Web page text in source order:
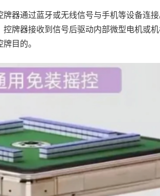
器通过蓝牙或无线信号与手机等设备连
牌器接收到信号后驱动内部微型电机或
目的。